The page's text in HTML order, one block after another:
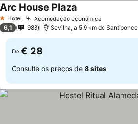
1 Estrelas
Hotel Acomodação econômica
Arc House Plaza
6,1 988 Sevilha, a 5.9 km de Santiponce
De € 28
Consulte os preços de 8 sites